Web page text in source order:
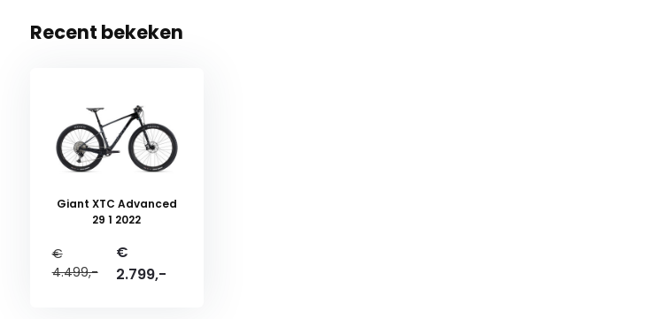
Recent bekeken
Giant XTC Advanced
29 1 2022
€
4.499,-
€
2.799,-